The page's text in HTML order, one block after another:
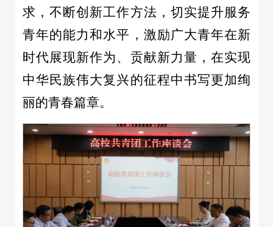
求，不断创新工作方法，切实提升服务
青年的能力和水平，激励广大青年在新
时代展现新作为、贡献新力量，在实现
中华民族伟大复兴的征程中书写更加绚
丽的青春篇章。